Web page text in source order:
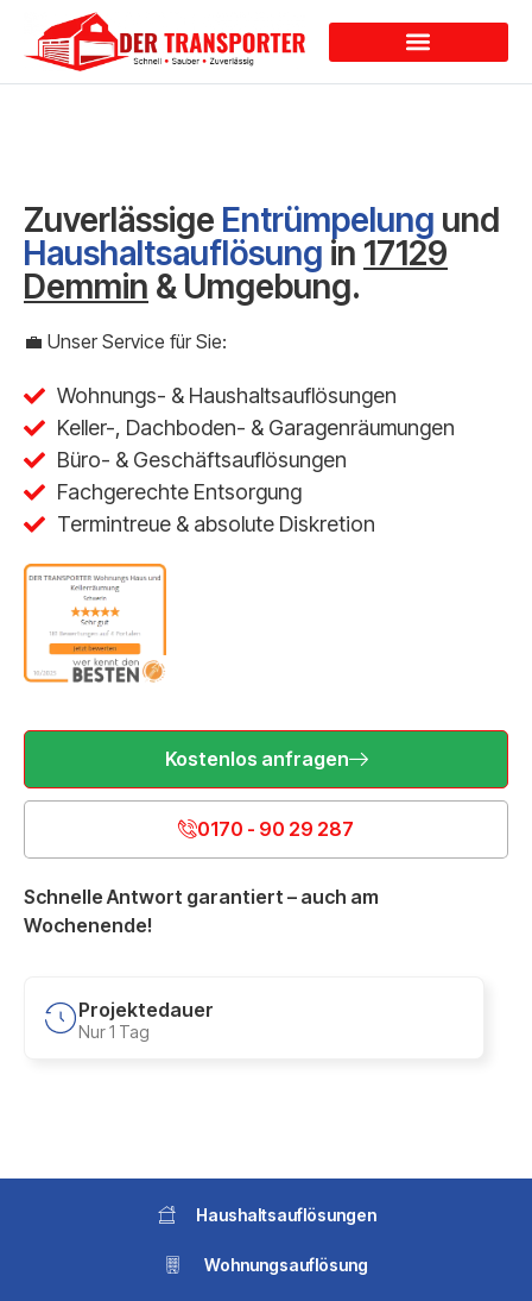
Zuverlässige Entrümpelung und
Haushaltsauflösung in 17129
Demmin & Umgebung.
💼 Unser Service für Sie:
Wohnungs- & Haushaltsauflösungen
Keller-, Dachboden- & Garagenräumungen
Büro- & Geschäftsauflösungen
Fachgerechte Entsorgung
Termintreue & absolute Diskretion
Kostenlos anfragen
0170 - 90 29 287
Schnelle Antwort garantiert – auch am
Wochenende!
Projektedauer
Nur 1 Tag
Haushaltsauflösungen
Wohnungsauflösung